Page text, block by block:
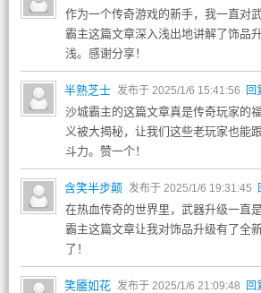
作为一个传奇游戏的新手，我一直对
霸主这篇文章深入浅出地讲解了饰品
浅。感谢分享！
半熟芝士 发布于 2025/1/6 15:41:56 回
沙城霸主的这篇文章真是传奇玩家的
义被大揭秘，让我们这些老玩家也能
斗力。赞一个！
含笑半步颠 发布于 2025/1/6 19:31:45
在热血传奇的世界里，武器升级一直
霸主这篇文章让我对饰品升级有了全
了！
笑靥如花 发布于 2025/1/6 21:09:48 回